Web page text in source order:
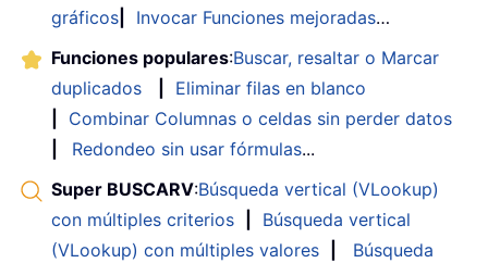
gráficos
Invocar Funciones mejoradas…
Funciones populares:Buscar, resaltar o Marcar
duplicados
Eliminar filas en blanco
Combinar Columnas o celdas sin perder datos
Redondeo sin usar fórmulas...
Super BUSCARV:Búsqueda vertical (VLookup)
con múltiples criterios
Búsqueda vertical
(VLookup) con múltiples valores
Búsqueda